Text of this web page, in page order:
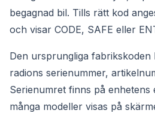
begagnad bil. Tills rätt kod
och visar CODE, SAFE eller
Den ursprungliga fabrikskoden
radions serienummer,
Serienumret finns på enhetens
många modeller visas på